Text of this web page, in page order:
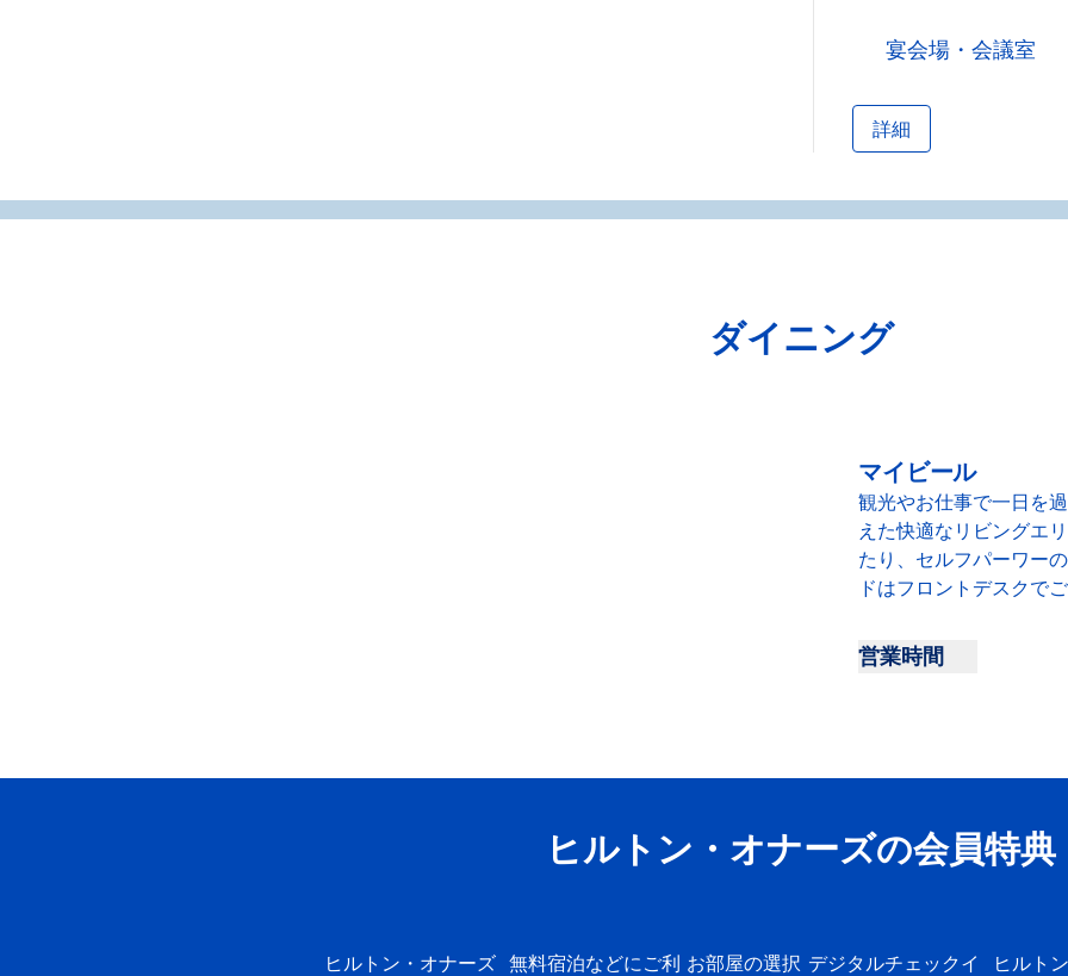
宴会場・会議室
詳細
ダイニング
マイビール
観光やお仕事で一日を
えた快適なリビングエ
たり、セルフパーワー
ドはフロントデスクで
営業時間
「Pour My Beer」
ヒルトン・オナーズの会員特典
ヒルトン・オナーズ 無料宿泊などにご利 お部屋の選択 デジタルチェックイ
ヒルト